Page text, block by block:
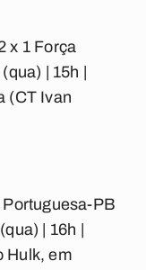
x 1 Força
| 15h |
(CT Ivan
Portuguesa-PB
| 16h |
Hulk, em